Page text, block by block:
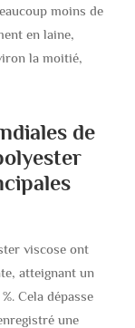
moins de
en laine,
la moitié,
de
viscose ont
atteignant un
Cela dépasse
une